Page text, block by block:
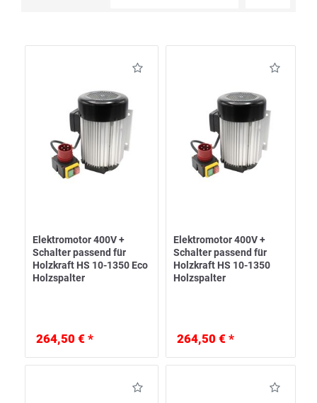
Elektromotor 400V +
Schalter passend für
Holzkraft HS 10-1350 Eco
Holzspalter
264,50 € *
Elektromotor 400V +
Schalter passend für
Holzkraft HS 10-1350
Holzspalter
264,50 € *